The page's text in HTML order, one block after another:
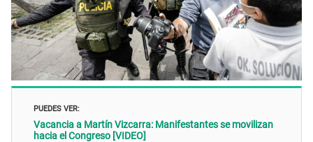
PUEDES VER:
Vacancia a Martín Vizcarra: Manifestantes se movilizan
hacia el Congreso [VIDEO]